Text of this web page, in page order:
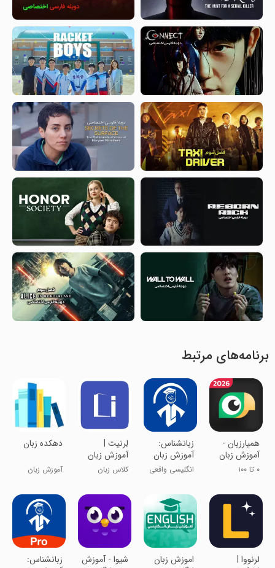
برنامه‌های مرتبط
‏همیارزبان -
آموزش زبان
انگلیسی،
۰ تا ۱۰۰
آلمانی
زبانشناس:
آموزش زبان
انگلیسی
انگلیسی واقعی
لِرنیت |
آموزش زبان
انگلیسی
کلاس زبان
‏‏دهکده زبان
آموزش زبان
‏‏لرنووا |
‏اموزش زبان
شیوا - آموزش
زبانشناس: